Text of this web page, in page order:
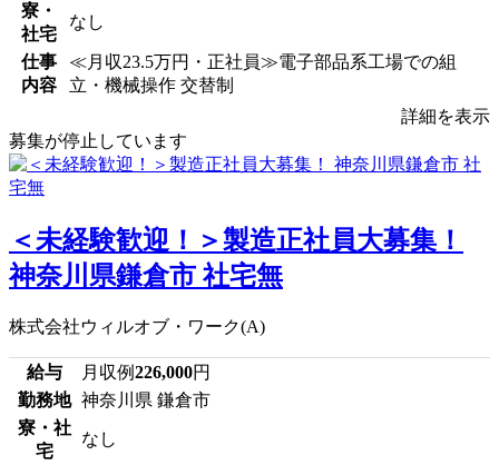
寮・
社宅
なし
仕事
内容
≪月収23.5万円・正社員≫電子部品系工場での組
立・機械操作 交替制
詳細を表示
募集が停止しています
＜未経験歓迎！＞製造正社員大募集！
神奈川県鎌倉市 社宅無
株式会社ウィルオブ・ワーク(A)
給与 月収例226,000円
勤務地 神奈川県 鎌倉市
寮・社
宅
なし